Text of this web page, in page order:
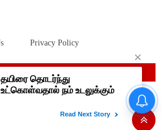
Privacy Policy
© 2019 Top Tamil News
தமிழக மக்களவை தொகுதிகள்